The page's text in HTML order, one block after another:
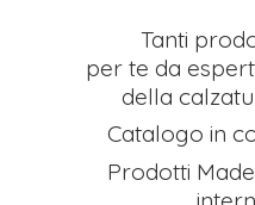
Tanti
per te da
della
Catalogo in
Prodotti